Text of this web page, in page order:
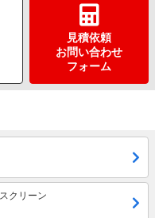
見積依頼
お問い合わせ
フォーム
クリーン